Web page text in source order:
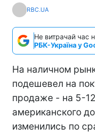
RBC.UA
Не витрачай час
РБК-Україна у
На наличном
подешевел на
продаже - на 5-
американского
изменились по